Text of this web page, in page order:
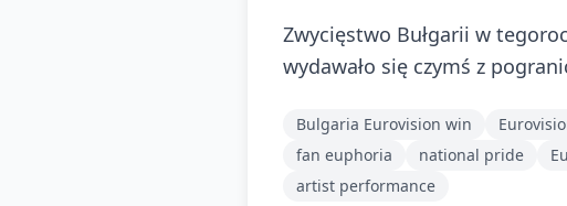
Zwycięstwo Bułgarii w
wydawało się czymś z
Bulgaria Eurovision win
fan euphoria
national pride
artist performance